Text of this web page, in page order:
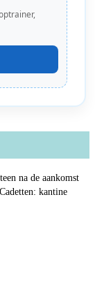
na de aankomst
kantine